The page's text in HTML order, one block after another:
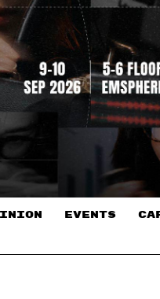
EVENTS